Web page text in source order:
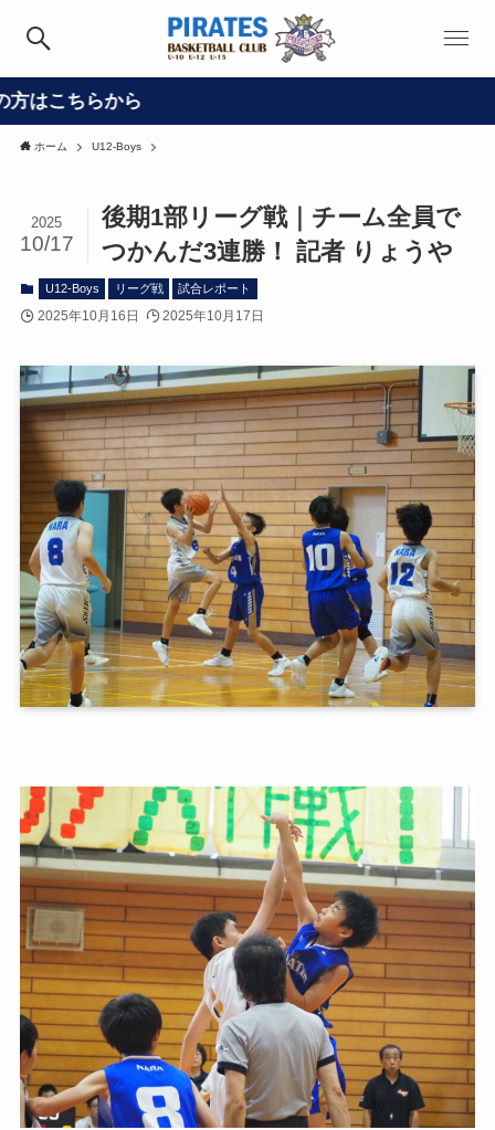
ホーム U12-Boys
後期1部リーグ戦｜チーム全員で
つかんだ3連勝！ 記者 りょうや
2025
10/17
U12-Boys リーグ戦 試合レポート
2025年10月16日 2025年10月17日